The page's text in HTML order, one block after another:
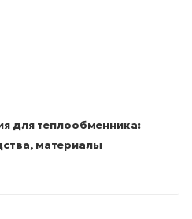
для теплообменника:
материалы